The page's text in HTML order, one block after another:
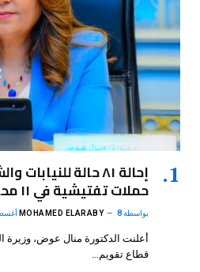
إحالة ٨١ حالة
حملات تفتيشية في ١١ محافظة
بواسطة MOHAMED ELARABY 8 أغسطس، 2026
أعلنت الدكتورة منال عوض، وزيرة
قطاع تقويم…